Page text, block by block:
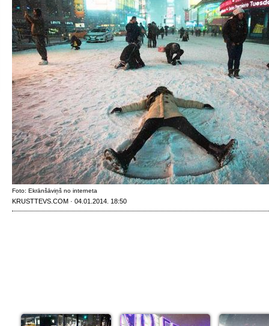
Foto: Ekrānšāviņš no interneta
KRUSTTEVS.COM · 04.01.2014. 18:50